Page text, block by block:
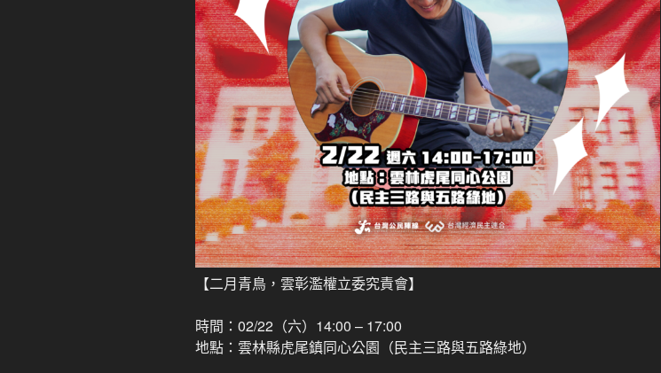
【二月青鳥，雲彰濫權立委究責會】
時間：02/22（六）14:00 – 17:00
地點：雲林縣虎尾鎮同心公園（民主三路與五路綠地）